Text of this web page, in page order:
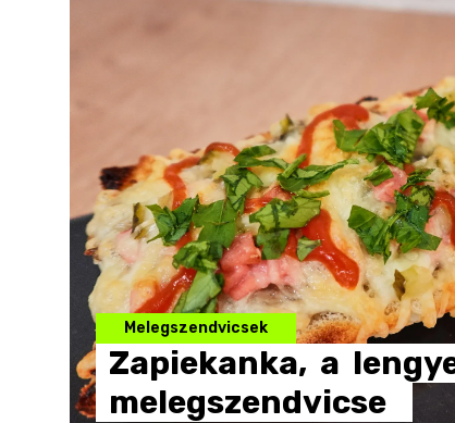
Melegszendvicsek
Zapiekanka, a
melegszendvicse